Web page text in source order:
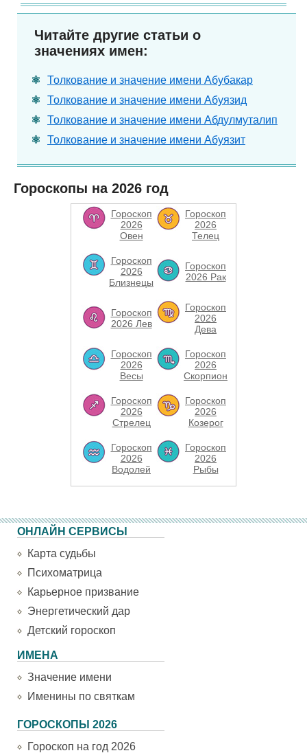
Читайте другие статьи о
значениях имен:
Толкование и значение имени Абубакар
Толкование и значение имени Абуязид
Толкование и значение имени Абдулмуталип
Толкование и значение имени Абуязит
Гороскопы на 2026 год
Гороскоп
2026
Овен
Гороскоп
2026
Телец
Гороскоп
2026
Близнецы
Гороскоп
2026 Рак
Гороскоп
2026 Лев
Гороскоп
2026
Дева
Гороскоп
2026
Весы
Гороскоп
2026
Скорпион
Гороскоп
2026
Стрелец
Гороскоп
2026
Козерог
Гороскоп
2026
Водолей
Гороскоп
2026
Рыбы
ОНЛАЙН СЕРВИСЫ
Карта судьбы
Психоматрица
Карьерное призвание
Энергетический дар
Детский гороскоп
ИМЕНА
Значение имени
Именины по святкам
ГОРОСКОПЫ 2026
Гороскоп на год 2026